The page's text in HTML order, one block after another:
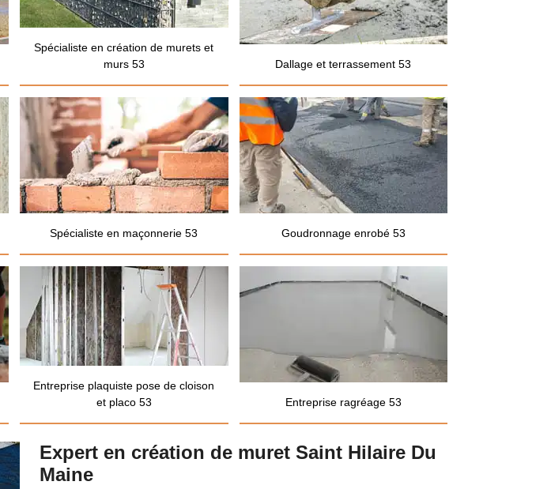
Spécialiste en création de murets et
murs 53
Dallage et terrassement 53
Spécialiste en maçonnerie 53 Goudronnage enrobé 53
Entreprise plaquiste pose de cloison
et placo 53
Entreprise ragréage 53
Expert en création de muret Saint Hilaire Du
Maine